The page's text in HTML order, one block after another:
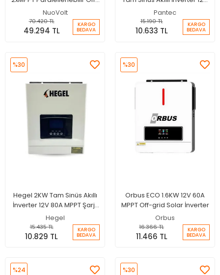
Grid Akıllı İnverter
NuoVolt
70.420 TL
49.294 TL
KARGO
BEDAVA
100A MPPT Şarjlı İnverter
Pantec
15.190 TL
10.633 TL
KARGO
BEDAVA
Hegel 2KW Tam Sinüs Akıllı
İnverter 12V 80A MPPT Şarjlı
İnverter
Hegel
%30
15.435 TL
10.829 TL
KARGO
BEDAVA
Orbus ECO 1.6KW 12V 60A
MPPT Off-grid Solar İnverter
Orbus
%30
16.366 TL
11.466 TL
KARGO
BEDAVA
%24 %30